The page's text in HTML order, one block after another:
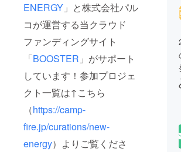
ENERGY 」と株式会社パル
コが運営する当クラウド
ファンディングサイト
「BOOSTER 」がサポート
しています！参加プロジェ
クト一覧は↑こちら
（https://camp-
fire.jp/curations/new-
energy）よりご覧くださ